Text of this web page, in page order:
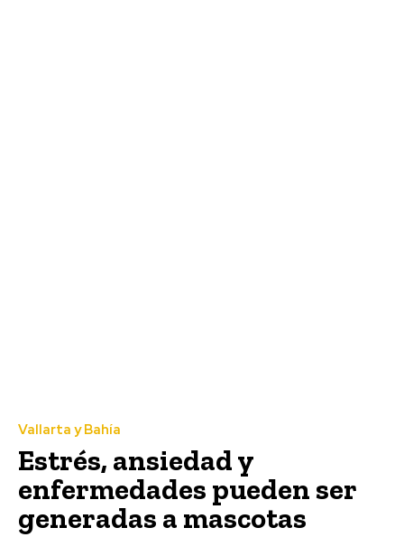
Vallarta y Bahía
Estrés, ansiedad y
enfermedades pueden ser
generadas a mascotas